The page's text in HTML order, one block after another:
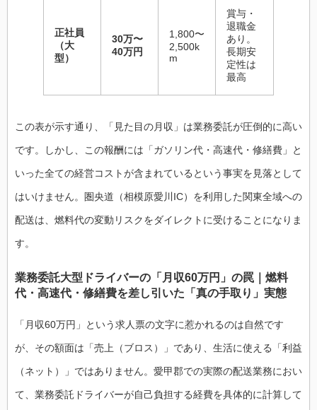
正社員
（大
型）
30万〜
40万円
1,800〜
2,500k
m
賞与・
退職金
あり。
長期安
定性は
最高
この表が示す通り、「見た目の月収」は業務委託が圧倒的に高い
です。しかし、この報酬には「ガソリン代・高速代・修繕費」と
いった全ての経営コストが含まれているという事実を見落として
はいけません。圏央道（相模原愛川IC）を利用した関東全域への
配送は、燃料代の変動リスクをダイレクトに受けることになりま
す。
業務委託大型ドライバーの「月収60万円」の罠｜燃料
代・高速代・修繕費を差し引いた「真の手取り」実態
「月収60万円」という求人票の文字に惹かれるのは自然です
が、その額面は「売上（ブロス）」であり、生活に使える「利益
（ネット）」ではありません。愛甲郡での実際の配送業務におい
て、業務委託ドライバーが自己負担する経費を具体的に計算して